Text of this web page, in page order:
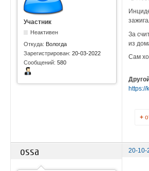
Участник
Неактивен
Откуда: Вологда
Зарегистрирован:20-03-2022
Сообщений:580
За
из
Сам
+
ossa 20-10-